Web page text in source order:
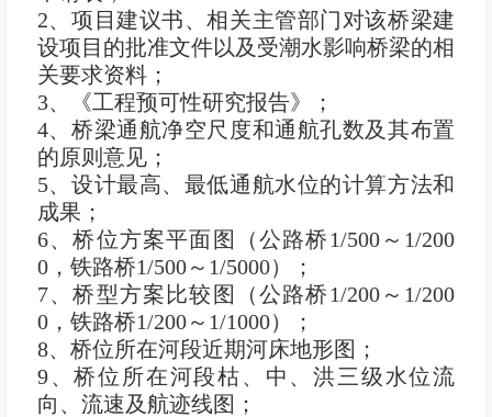
2、项目建议书、相关主管部门对该桥梁建
设项目的批准文件以及受潮水影响桥梁的相
关要求资料；
3、《工程预可性研究报告》；
4、桥梁通航净空尺度和通航孔数及其布置
的原则意见；
5、设计最高、最低通航水位的计算方法和
成果；
6、桥位方案平面图（公路桥1/500～1/200
0，铁路桥1/500～1/5000）；
7、桥型方案比较图（公路桥1/200～1/200
0，铁路桥1/200～1/1000）；
8、桥位所在河段近期河床地形图；
9、桥位所在河段枯、中、洪三级水位流
向、流速及航迹线图；